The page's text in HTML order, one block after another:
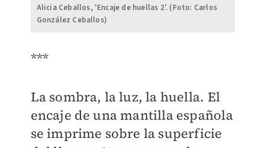
Alicia Ceballos, 'Encaje de huellas 2'. (Foto: Carlos
González Ceballos)
***
La sombra, la luz, la huella. El
encaje de una mantilla española
se imprime sobre la superficie